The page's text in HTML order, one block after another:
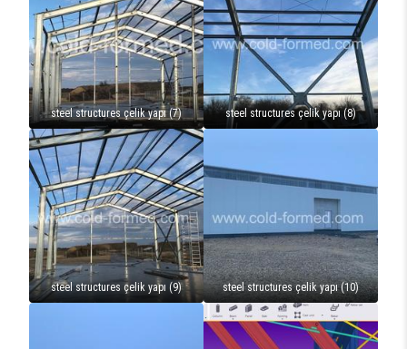
steel structures çelik yapı (7) steel structures çelik yapı (8)
steel structures çelik yapı (9) steel structures çelik yapı (10)